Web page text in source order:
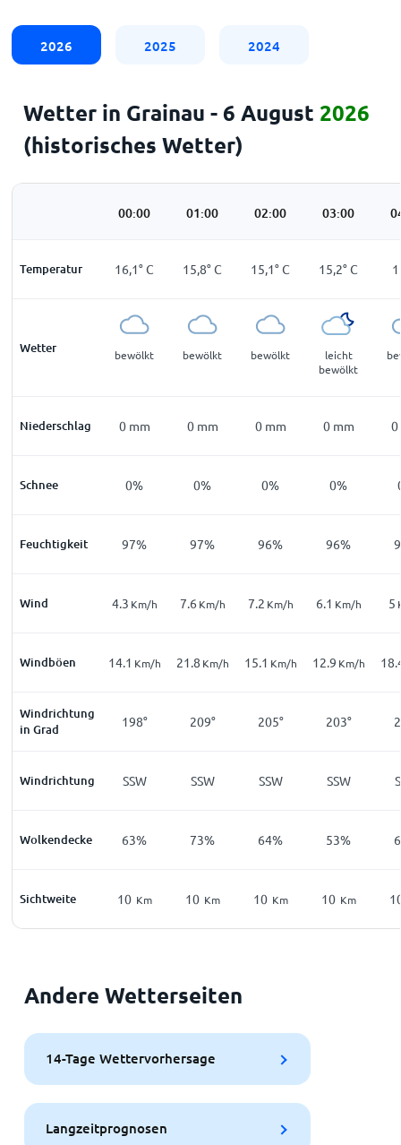
2026 2025 2024
Wetter in Grainau - 6 August 2026
(historisches Wetter)
00:00 01:00 02:00 03:00
Temperatur 16,1°C 15,8°C 15,1°C 15,2°C
Wetter bewölkt bewölkt bewölkt
leicht
bewölkt
Niederschlag 0 mm 0 mm 0 mm 0 mm 0
Schnee 0% 0% 0% 0%
Feuchtigkeit 97% 97% 96% 96%
Wind 4.3 Km/h 7.6 Km/h 7.2 Km/h 6.1 Km/h 5
Windböen 14.1 Km/h 21.8 Km/h 15.1 Km/h 12.9 Km/h
Windrichtung
in Grad
198° 209° 205° 203°
Windrichtung SSW SSW SSW SSW
Wolkendecke 63% 73% 64% 53%
Sichtweite 10 Km 10 Km 10 Km 10 Km
Andere Wetterseiten
14-Tage Wettervorhersage
Langzeitprognosen